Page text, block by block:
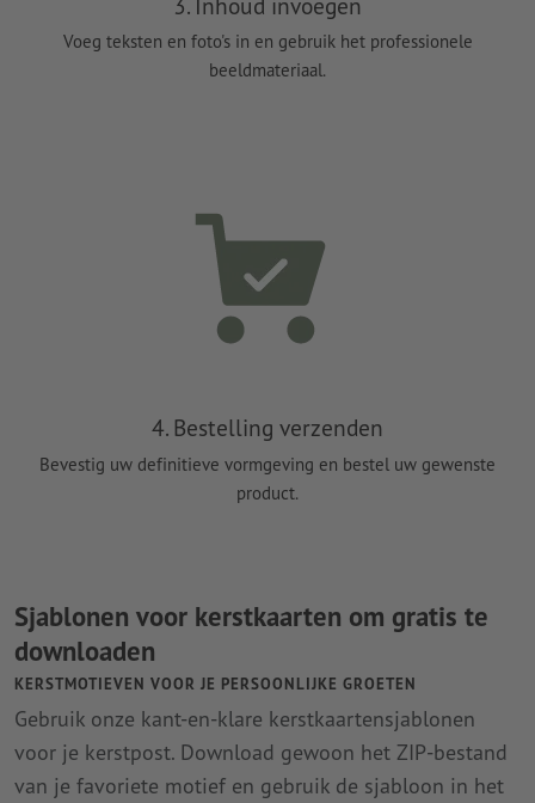
Voeg teksten en foto's in en gebruik het professionele
beeldmateriaal.
4. Bestelling verzenden
Bevestig uw definitieve vormgeving en bestel uw gewenste
product.
Sjablonen voor kerstkaarten om gratis te
downloaden
KERSTMOTIEVEN VOOR JE PERSOONLIJKE GROETEN
Gebruik onze kant-en-klare kerstkaartensjablonen
voor je kerstpost. Download gewoon het ZIP-bestand
van je favoriete motief en gebruik de sjabloon in het